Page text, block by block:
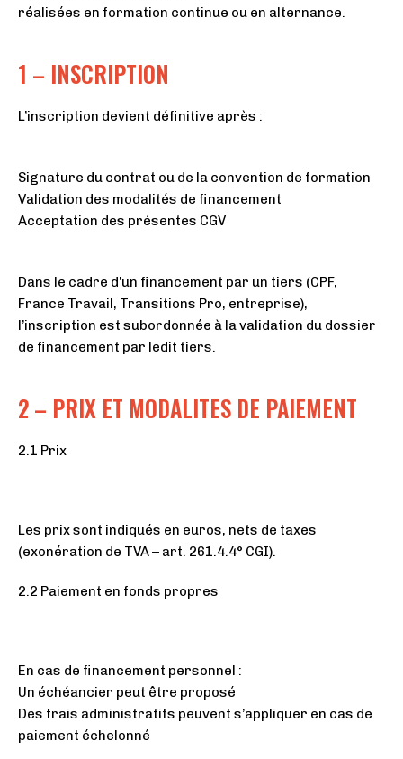
réalisées en formation continue ou en alternance.
1 – INSCRIPTION
L’inscription devient définitive après :
Signature du contrat ou de la convention de formation
Validation des modalités de financement
Acceptation des présentes CGV
Dans le cadre d’un financement par un tiers (CPF,
France Travail, Transitions Pro, entreprise),
l’inscription est subordonnée à la validation du dossier
de financement par ledit tiers.
2 – PRIX ET MODALITES DE PAIEMENT
2.1 Prix
Les prix sont indiqués en euros, nets de taxes
(exonération de TVA – art. 261.4.4° CGI).
2.2 Paiement en fonds propres
En cas de financement personnel :
Un échéancier peut être proposé
Des frais administratifs peuvent s’appliquer en cas de
paiement échelonné